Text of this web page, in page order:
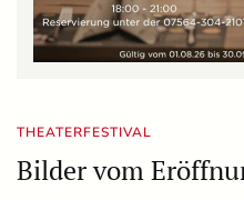
THEATERFESTIVAL
Bilder vom